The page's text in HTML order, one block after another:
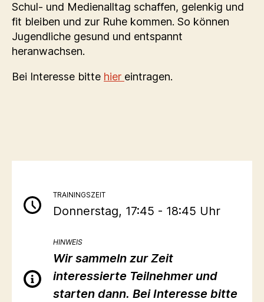
Schul- und Medienalltag schaffen, gelenkig und
fit bleiben und zur Ruhe kommen. So können
Jugendliche gesund und entspannt
heranwachsen.
Bei Interesse bitte hier eintragen.
TRAININGSZEIT
Donnerstag, 17:45 - 18:45 Uhr
HINWEIS
Wir sammeln zur Zeit
interessierte Teilnehmer und
starten dann. Bei Interesse bitte